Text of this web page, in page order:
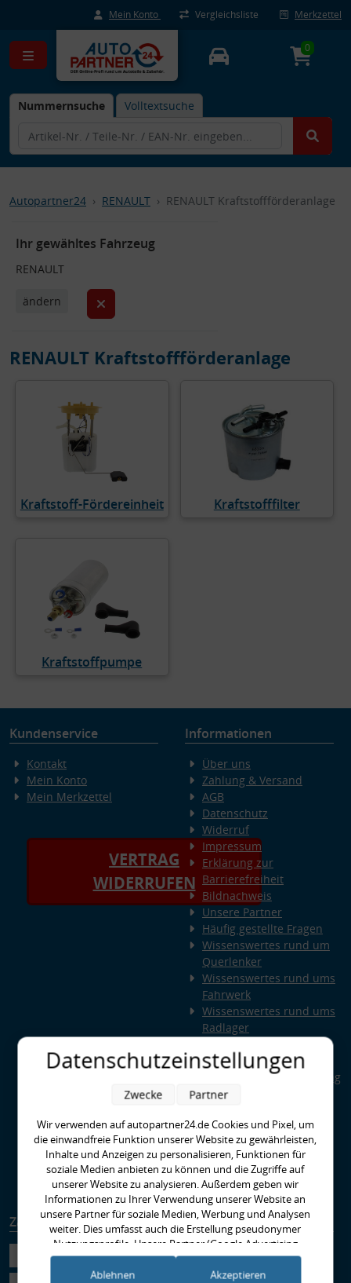
Mein Konto Vergleichsliste Merkzettel
Nummernsuche Volltextsuche
0
Autopartner24 RENAULT RENAULT Kraftstoffförderanlage
Ihr gewähltes Fahrzeug
RENAULT
ändern
RENAULT Kraftstoffförderanlage
Kraftstoff-Fördereinheit Kraftstofffilter
Kraftstoffpumpe
Kundenservice
Kontakt
Mein Konto
Mein Merkzettel
VERTRAG
WIDERRUFEN
Informationen
Über uns
Zahlung & Versand
AGB
Datenschutz
Widerruf
Impressum
Erklärung zur
Barrierefreiheit
Bildnachweis
Unsere Partner
Häufig gestellte Fragen
Wissenswertes rund um
Querlenker
Wissenswertes rund ums
Fahrwerk
Wissenswertes rund ums
Radlager
Wissenswertes rund um
Kupplungen
Special Parts: Auto-Tuning
bei AUTOPARTNER24
Performance Standard?
EBC-Bremse richtig
Einbremsen
Runter im Hof
Zahlungsarten Versandarten
Datenschutzeinstellungen
Wir verwenden auf autopartner24.de Cookies und Pixel, um
die einwandfreie Funktion unserer Website zu gewährleisten,
Inhalte und Anzeigen zu personalisieren, Funktionen für
soziale Medien anbieten zu können und die Zugriffe auf
unserer Website zu analysieren. Außerdem geben wir
Informationen zu Ihrer Verwendung unserer Website an
unsere Partner für soziale Medien, Werbung und Analysen
weiter. Dies umfasst auch die Erstellung pseudonymer
Nutzungsprofile. Unsere Partner (Google Advertising
Products) führen diese Informationen möglicherweise mit
weiteren Daten zusammen, die Sie ihnen bereitgestellt haben
Zwecke Partner
Ablehnen Akzeptieren